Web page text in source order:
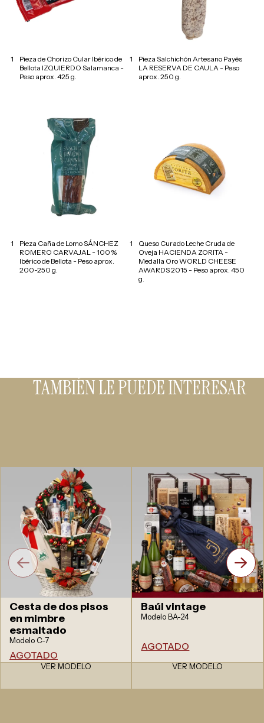
1
Pieza de Chorizo Cular Ibérico de
Bellota IZQUIERDO Salamanca -
Peso aprox. 425 g.
1
Pieza Salchichón Artesano Payés
LA RESERVA DE CAULA - Peso
aprox. 250 g.
1
Pieza Caña de Lomo SÁNCHEZ
ROMERO CARVAJAL - 100 %
Ibérico de Bellota - Peso aprox.
200-250 g.
1
Queso Curado Leche Cruda de
Oveja HACIENDA ZORITA -
Medalla Oro WORLD CHEESE
AWARDS 2015 - Peso aprox. 450
g.
TAMBIÉN LE PUEDE INTERESAR
Cesta de dos pisos
en mimbre
esmaltado
Modelo C-7
AGOTADO
VER MODELO
Baúl vintage
Modelo BA-24
AGOTADO
VER MODELO